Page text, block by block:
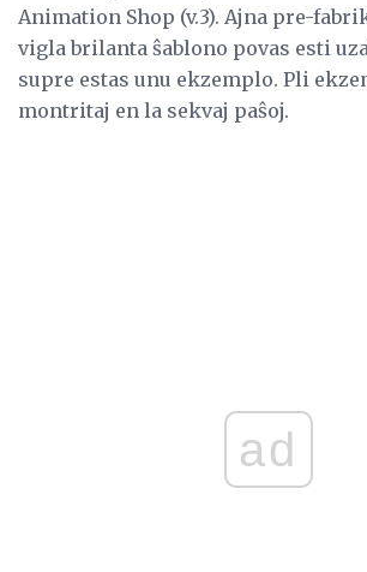
Animation Shop (v.3). Ajna pre-
vigla brilanta ŝablono povas esti
supre estas unu ekzemplo. Pli
montritaj en la sekvaj paŝoj.
ad